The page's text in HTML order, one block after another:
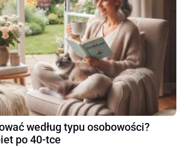
według typu osobowości?
po 40-tce